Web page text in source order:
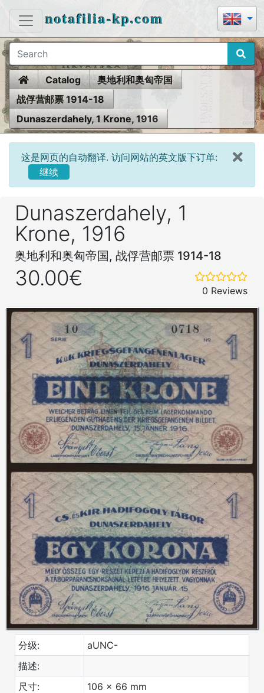
notafilia-kp.com
HomeCatalog
奥地利和奥匈帝国
战俘营邮票 1914-18
Dunaszerdahely, 1 Krone, 1916
这是网页的自动翻译. 访问网站的英文版下订单:
继续
Dunaszerdahely, 1
Krone, 1916
奥地利和奥匈帝国, 战俘营邮票 1914-18
30.00€
0 Reviews
分级:
aUNC-
描述:
尺寸:
106 x 66 mm